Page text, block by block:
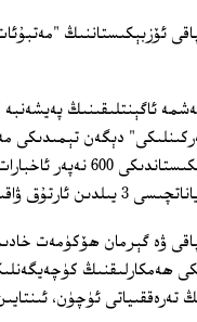
ئۆزبېكىستاننىڭ
ئاگېنتلىقىنىڭ
ۋاقىت تەربىيىلىنىدىكەن.
ۋە گېرمان ھۆكۈمەت
ھەمكارلىقنىڭ
تەرەققىياتى ئۈچۈن،